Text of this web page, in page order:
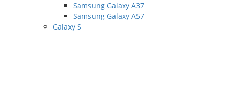
Samsung Galaxy A37
Samsung Galaxy A57
Galaxy S